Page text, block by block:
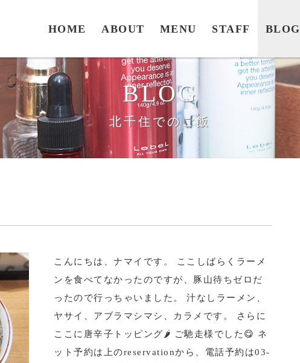
HOME ABOUT MENU STAFF BLOG
BLOG
北千住でのご飯
こんにちは、ナマイです。 ここしばらくラーメ
ンを食べてなかったのですが、豚山待ちゼロだ
ったので行っちゃいました。 汁なしラーメン、
ヤサイ、アブラマシマシ、カラメです。 さらに
ここに唐辛子トッピング🌶️ ご馳走様でした😋 ネ
ット予約は上のreservationから、電話予約は03-